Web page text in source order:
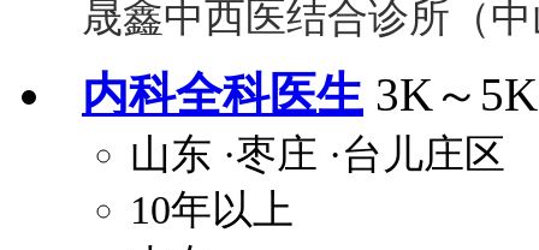
晟鑫中西医结合诊所（
内科全科医生 3K～5K
山东 ·枣庄 ·台儿庄区
10年以上